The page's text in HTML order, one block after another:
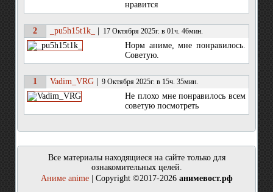
нравится
2 _pu5h15t1k_ 17 Октября 2025г. в 01ч. 46мин.
Норм аниме, мне понравилось.
Советую.
1 Vadim_VRG 9 Октября 2025г. в 15ч. 35мин.
Не плохо мне понравилось всем
советую посмотреть
Все материалы находящиеся на сайте только для
ознакомительных целей.
Аниме anime| Copyright ©2017-2026 анимевост.рф